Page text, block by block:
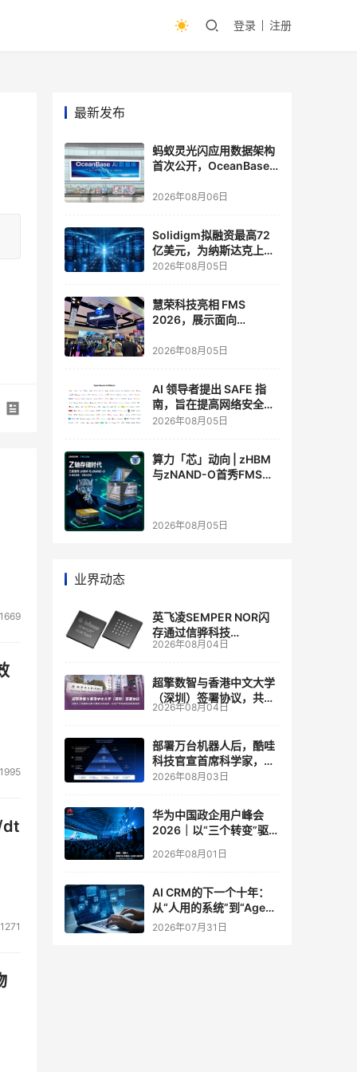
登录 注册
1669
1995
dt
1271
最新发布
蚂蚁灵光闪应用数据架构
首次公开，OceanBase
2026年08月06日
Solidigm拟融资最高72
亿美元，为纳斯达克上市
做准备
2026年08月05日
慧荣科技亮相 FMS
2026，展示面向
存储方案
2026年08月05日
AI 领导者提出 SAFE 指
南，旨在提高网络安全透
明度
2026年08月05日
算力「芯」动向 | zHBM
与zNAND-O首秀FMS
个维度，z轴算盘的魅力
2026年08月05日
业界动态
英飞凌SEMPER NOR闪
存通过信骅科技
AST2700 BMC认证，全
管理
2026年08月04日
超擎数智与香港中文大学
（深圳）签署协议，共建
人工智能和边缘计算联合
2026年08月04日
部署万台机器人后，酷哇
科技官宣首席科学家，要
让世界模型交付生产力
2026年08月03日
华为中国政企用户峰会
2026｜以“三个转变”驱动
2026年08月01日
AI CRM的下一个十年：
从“人用的系统”到“Agent
调用的底座”
2026年07月31日